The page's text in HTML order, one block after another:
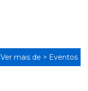
Ver mais de > Eventos